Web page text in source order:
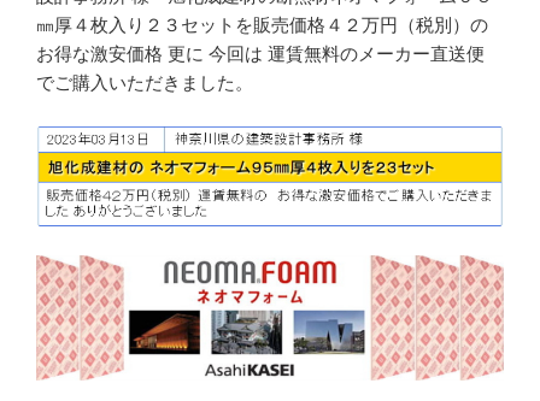
㎜厚４枚入り２３セットを販売価格４２万円（税別）の
お得な激安価格 更に 今回は 運賃無料のメーカー直送便
でご購入いただきました。